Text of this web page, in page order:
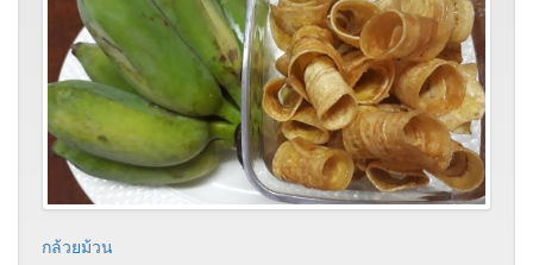
กล้วยม้วน